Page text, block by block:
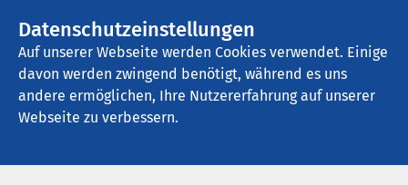
Datenschutzeinstellungen
Auf unserer Webseite werden Cookies verwendet. Einige
davon werden zwingend benötigt, während es uns
andere ermöglichen, Ihre Nutzererfahrung auf unserer
Webseite zu verbessern.
AMEOS Zentrum für Psychosomatik Wien